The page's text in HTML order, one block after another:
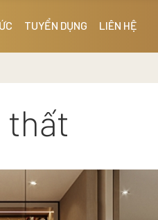
TUYỂN DỤNG LIÊN HỆ
thất